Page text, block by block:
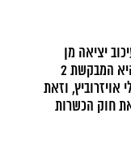
יציאה מן
הארץ נגד ילדתם הקטינה של בני הזוג, היא המבקשת 2
אויזרוביץ, וזאת
מכח הוראת חוק הכשרות